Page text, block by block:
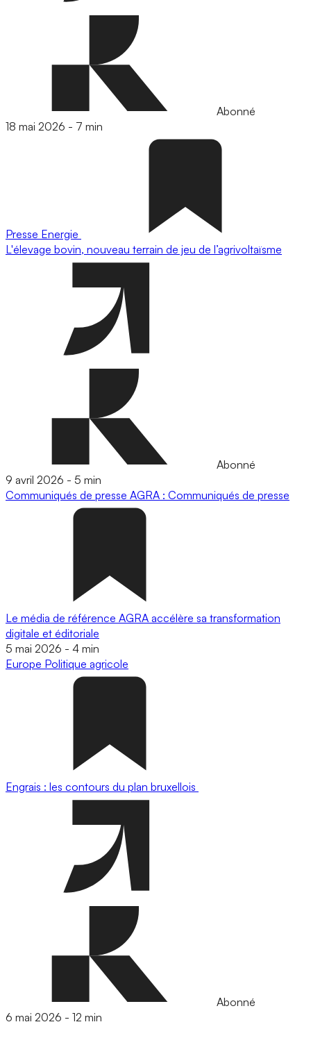
Abonné
18 mai 2026 - 7 min
Presse Energie
L'élevage bovin, nouveau terrain de jeu de l’agrivoltaïsme
Abonné
9 avril 2026 - 5 min
Communiqués de presse AGRA : Communiqués de presse
Le média de référence AGRA accélère sa transformation
digitale et éditoriale
5 mai 2026 - 4 min
Europe Politique agricole
Engrais : les contours du plan bruxellois
Abonné
6 mai 2026 - 12 min